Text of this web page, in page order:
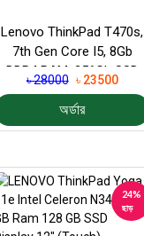
Lenovo ThinkPad T470s,
7th Gen Core I5, 8Gb
DDR4 RAM, 256Gb SSD
Storage, 14″ FHD...
৳ 28000 ৳ 23500
অর্ডার
24%
ছাড়